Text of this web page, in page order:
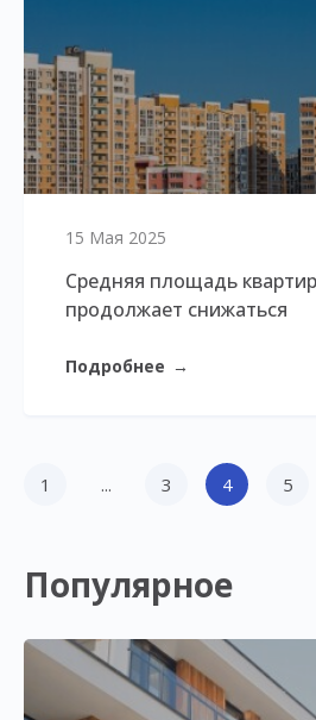
15 Мая 2025
Средняя площадь
продолжает снижаться
Подробнее →
1 ... 3 4 5
Популярное